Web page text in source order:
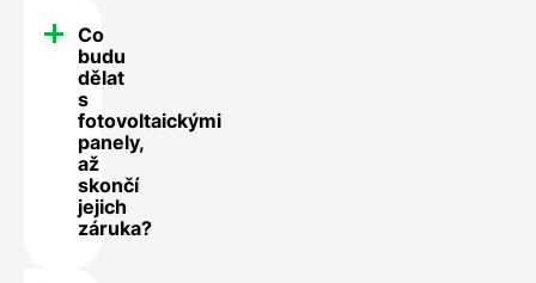
Co
budu
dělat
s
fotovoltaickými
panely,
až
skončí
jejich
záruka?